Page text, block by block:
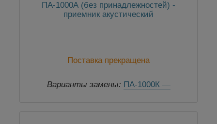
ПА-1000А (без принадлежностей) -
приемник акустический
Поставка прекращена
Варианты замены: ПА-1000К —